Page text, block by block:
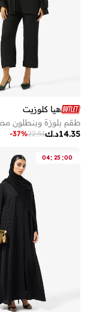
هيا كلوزيت
طقم بلوزة وبنطلون
د.ك14.35
22.51
-37%
04: 25:00